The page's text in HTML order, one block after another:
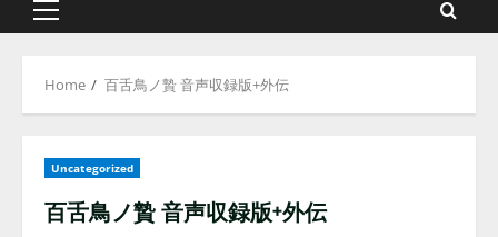
Primary
Home 百舌鳥ノ贄 音声収録版+外伝
Uncategorized
百舌鳥ノ贄 音声収録版+外伝